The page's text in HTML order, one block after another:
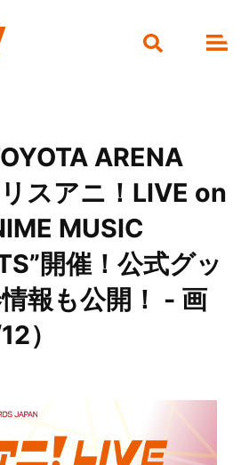
ARENA
スアニ！LIVE on
MUSIC
開催！公式グッ
報も公開！ - 画
）